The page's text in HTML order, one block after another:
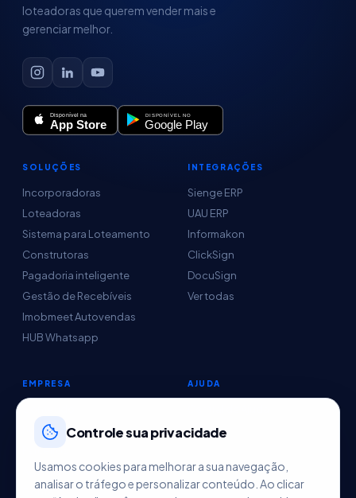
loteadoras que querem vender mais e
gerenciar melhor.
SOLUÇÕES
Incorporadoras
Loteadoras
Sistema para Loteamento
Construtoras
Pagadoria inteligente
Gestão de Recebíveis
Imobmeet Autovendas
HUB Whatsapp
INTEGRAÇÕES
Sienge ERP
UAU ERP
Informakon
ClickSign
DocuSign
Ver todas
EMPRESA
Sobre nós
Agendar demo
Contato
AJUDA
Controle sua privacidade
Usamos cookies para melhorar a sua navegação,
analisar o tráfego e personalizar conteúdo. Ao clicar